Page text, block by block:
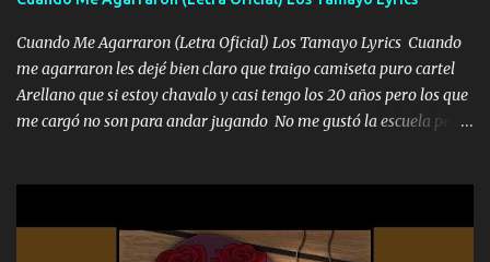
Cuando Me Agarraron (Letra Oficial) Los Tamayo Lyrics Cuando
me agarraron les dejé bien claro que traigo camiseta puro cartel
Arellano que si estoy chavalo y casi tengo los 20 años pero los que
me cargó no son para andar jugando No me gustó la escuela pero
Yo Soy El De Las Pacas Sobrino Del Brazo Armad0 Con mi Glock
fajado y mi R terciado me van a ver allá por TJ para un licenciado